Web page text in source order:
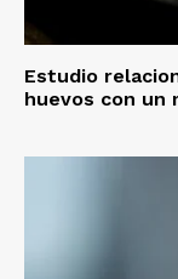
Estudio
huevos con un